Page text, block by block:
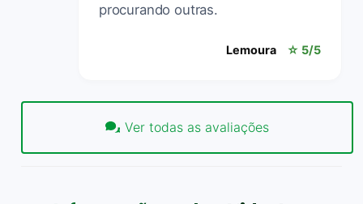
procurando outras.
Lemoura ☆ 5/5
Ver todas as avaliações